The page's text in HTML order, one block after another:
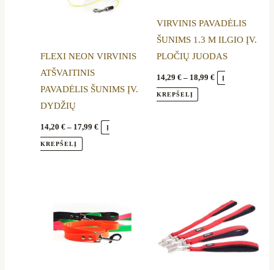
FLEXI NEON VIRVINIS
ATŠVAITINIS
PAVADĖLIS ŠUNIMS ĮV.
DYDŽIŲ
14,20€ – 17,99€ Į
KREPŠELĮ
options
chosen
on
the
page
VIRVINIS PAVADĖLIS
ŠUNIMS 1.3 M ILGIO ĮV.
PLOČIŲ JUODAS
14,29 € – 18,99 € Į
KREPŠELĮ
may
be
chosen
on
has
multiple
14,39 €
through
18,49 €
has
multiple
variants.